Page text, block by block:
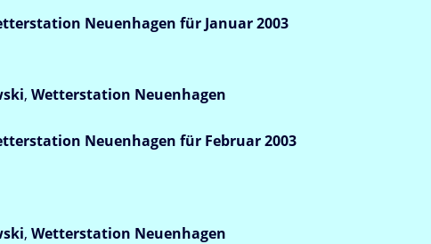
Neuenhagen für Januar 2003
, Wetterstation Neuenhagen
Neuenhagen für Februar 2003
, Wetterstation Neuenhagen